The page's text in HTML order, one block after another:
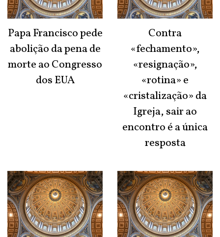
Papa Francisco pede
abolição da pena de
morte ao Congresso
dos EUA
Contra
«fechamento»,
«resignação»,
«rotina» e
«cristalização» da
Igreja, sair ao
encontro é a única
resposta